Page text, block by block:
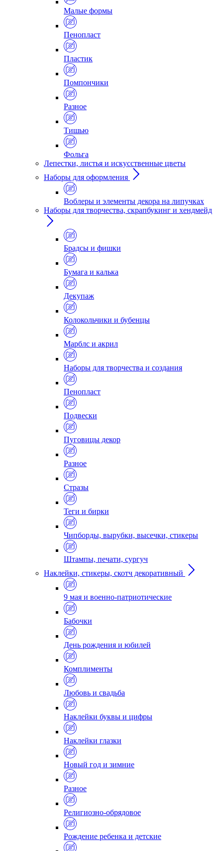
Малые формы
Пенопласт
Пластик
Помпончики
Разное
Тишью
Фольга
Лепестки, листья и искусственные цветы
Наборы для оформления
Воблеры и элементы декора на липучках
Наборы для творчества, скрапбукинг и хендмейд
Брадсы и фишки
Бумага и калька
Декупаж
Колокольчики и бубенцы
Марблс и акрил
Наборы для творчества и создания
Пенопласт
Подвески
Пуговицы декор
Разное
Стразы
Теги и бирки
Чипборды, вырубки, высечки, стикеры
Штампы, печати, сургуч
Наклейки, стикеры, скотч декоративный
9 мая и военно-патриотические
Бабочки
День рождения и юбилей
Комплименты
Любовь и свадьба
Наклейки буквы и цифры
Наклейки глазки
Новый год и зимние
Разное
Религиозно-обрядовое
Рождение ребенка и детские